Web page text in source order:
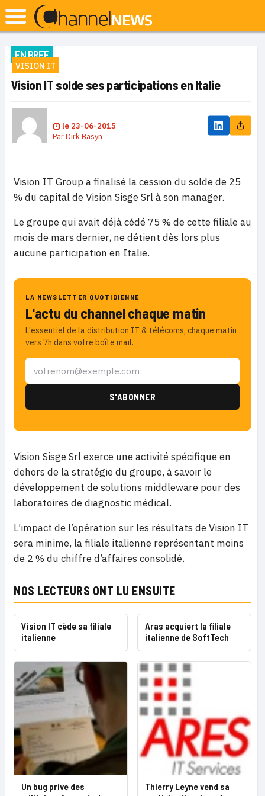
EN BREF
VISION IT
Vision IT solde ses participations en Italie
le 23-06-2015
ParDirk Basyn
Vision IT Group a finalisé la cession du solde de 25
% du capital de Vision Sisge Srl à son manager.
Le groupe qui avait déjà cédé 75 % de cette filiale au
mois de mars dernier, ne détient dès lors plus
aucune participation en Italie.
LA NEWSLETTER QUOTIDIENNE
L'actu du channel chaque matin
L'essentiel de la distribution IT & télécoms, chaque matin
vers 7h dans votre boîte mail.
Vision Sisge Srl exerce une activité spécifique en
dehors de la stratégie du groupe, à savoir le
développement de solutions middleware pour des
laboratoires de diagnostic médical.
L’impact de l’opération sur les résultats de Vision IT
sera minime, la filiale italienne représentant moins
de 2 % du chiffre d’affaires consolidé.
NOS LECTEURS ONT LU ENSUITE
Vision IT cède sa filiale
italienne
Aras acquiert la filiale
italienne de SoftTech
Un bug prive des
Thierry Leyne vend sa